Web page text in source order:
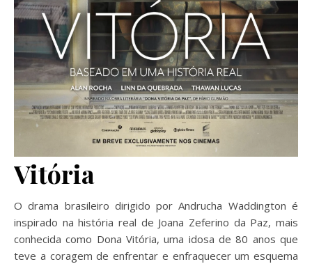
Vitória
O drama brasileiro dirigido por Andrucha Waddington é
inspirado na história real de Joana Zeferino da Paz, mais
conhecida como Dona Vitória, uma idosa de 80 anos que
teve a coragem de enfrentar e enfraquecer um esquema